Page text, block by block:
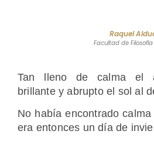
Raquel
Facultad de
Tan lleno de calma el
brillante y abrupto el sol al
No había encontrado
era entonces un día de